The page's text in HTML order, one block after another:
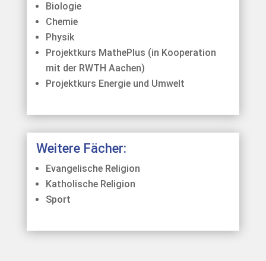
Biologie
Chemie
Physik
Projektkurs MathePlus (in Kooperation
mit der RWTH Aachen)
Projektkurs Energie und Umwelt
Weitere Fächer:
Evangelische Religion
Katholische Religion
Sport